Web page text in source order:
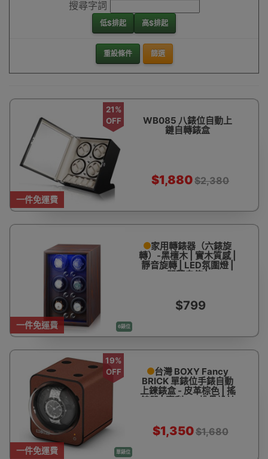
自動上鍊錶盒均設
解。
搜尋字詞
低$排起 高$排起
重設條件 篩選
一件免運費
21%
OFF
WB085 八錶位自動上
鏈自轉錶盒
$1,880$2,380
一件免運費 6錶位
家用轉錶器（六錶旋
轉）-黑檀木 | 實木質感 |
靜音旋轉 | LED氛圍燈 |
開蓋自停 |
$799
一件免運費 單錶位
19%
OFF
台灣 BOXY Fancy
BRICK 單錶位手錶自動
上鍊錶盒 - 皮革棕色 | 搖
錶器 | 專利DIY堆疊設計
一年保用
$1,350$1,680